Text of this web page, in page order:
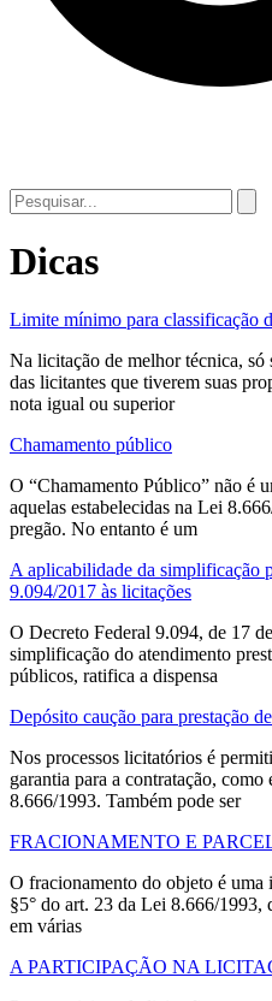
Dicas
Limite mínimo para classificação
Na licitação de melhor técnica, só
das licitantes que tiverem suas
nota igual ou superior
Chamamento público
O “Chamamento Público” não é
aquelas estabelecidas na Lei
pregão. No entanto é um
A aplicabilidade da simplificação
9.094/2017 às licitações
O Decreto Federal 9.094, de 17
simplificação do atendimento
públicos, ratifica a dispensa
Depósito caução para prestação
Nos processos licitatórios é
garantia para a contratação,
8.666/1993. Também pode ser
FRACIONAMENTO E
O fracionamento do objeto é uma
§5° do art. 23 da Lei 8.666/1993,
em várias
A PARTICIPAÇÃO NA